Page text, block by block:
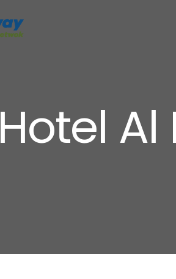
Hotel Al